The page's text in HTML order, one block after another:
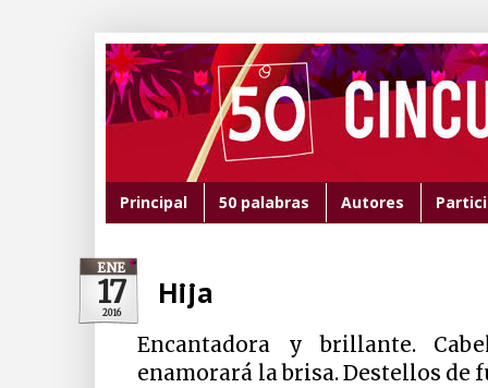
Principal 50 palabras Autores
ENE
17
2016
Hija
Encantadora y brillante.
enamorará la brisa. Destellos de